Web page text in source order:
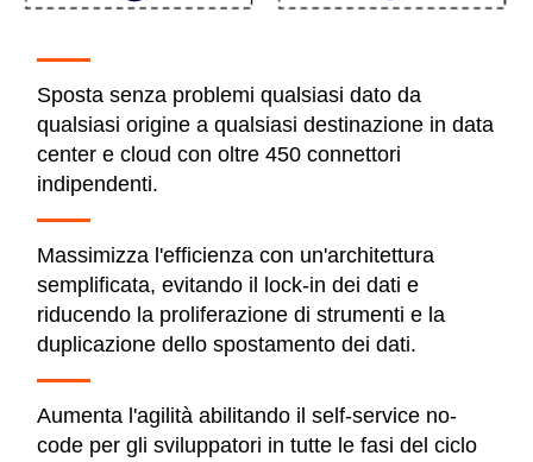
Sposta senza problemi qualsiasi dato da
qualsiasi origine a qualsiasi destinazione in data
center e cloud con oltre 450 connettori
indipendenti.
Massimizza l'efficienza con un'architettura
semplificata, evitando il lock-in dei dati e
riducendo la proliferazione di strumenti e la
duplicazione dello spostamento dei dati.
Aumenta l'agilità abilitando il self-service no-
code per gli sviluppatori in tutte le fasi del ciclo